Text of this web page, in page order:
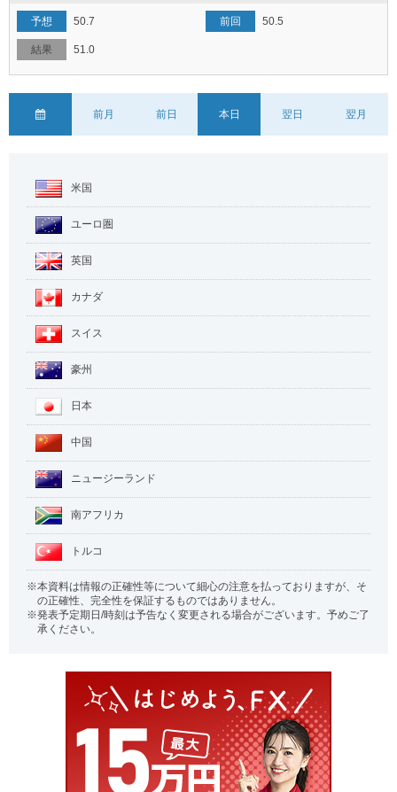
50.7 50.5
51.0
前月 前日 本日 翌日 翌月
米国
ユーロ圏
英国
カナダ
スイス
豪州
日本
中国
ニュージーランド
南アフリカ
トルコ
本資料は情報の正確性等について細心の注意を払っておりますが、そ
の正確性、完全性を保証するものではありません。
発表予定期日/時刻は予告なく変更される場合がございます。予めご了
承ください。